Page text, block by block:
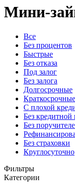
Мини-
Все
Без процентов
Быстрые
Без отказа
Под залог
Без залога
Долгосрочные
Краткосрочные
С плохой
Без кредитной
Без
Без страховки
Круглосуточно
Фильтры
Категории